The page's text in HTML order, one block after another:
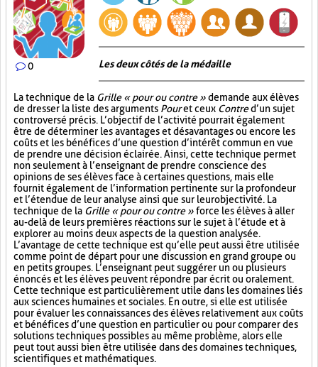
0 Les deux côtés de la médaille
La technique de la Grille « pour ou contre »demande aux élèves
de dresser la liste des arguments Pouret ceux Contred’un sujet
controversé précis. L’objectif de l’activité pourrait également
être de déterminer les avantages et désavantages ou encore les
coûts et les bénéfices d’une question d’intérêt commun en vue
de prendre une décision éclairée. Ainsi, cette technique permet
non seulement à l’enseignant de prendre conscience des
opinions de ses élèves face à certaines questions, mais elle
fournit également de l’information pertinente sur la profondeur
et l’étendue de leur analyse ainsi que sur leur objectivité. La
technique de la Grille « pour ou contre »force les élèves à aller
au-delà de leurs premières réactions sur le sujet à l’étude et à
explorer au moins deux aspects de la question analysée.
L’avantage de cette technique est qu’elle peut aussi être utilisée
comme point de départ pour une discussion en grand groupe ou
en petits groupes. L’enseignant peut suggérer un ou plusieurs
énoncés et les élèves peuvent répondre par écrit ou oralement.
Cette technique est particulièrement utile dans les domaines liés
aux sciences humaines et sociales. En outre, si elle est utilisée
pour évaluer les connaissances des élèves relativement aux coûts
et bénéfices d’une question en particulier ou pour comparer des
solutions techniques possibles au même problème, alors elle
peut tout aussi bien être utilisée dans des domaines techniques,
scientifiques et mathématiques.